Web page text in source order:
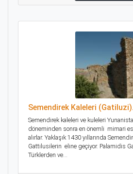
Semendirek Kaleleri (Gatiluzi).
Semendirek kaleleri ve kuleleri
döneminden sonra en önemli mimari
alırlar. Yaklaşık 1430 yıllarında
Gattilusilerin eline geçiyor. Palamidis
Türklerden ve...